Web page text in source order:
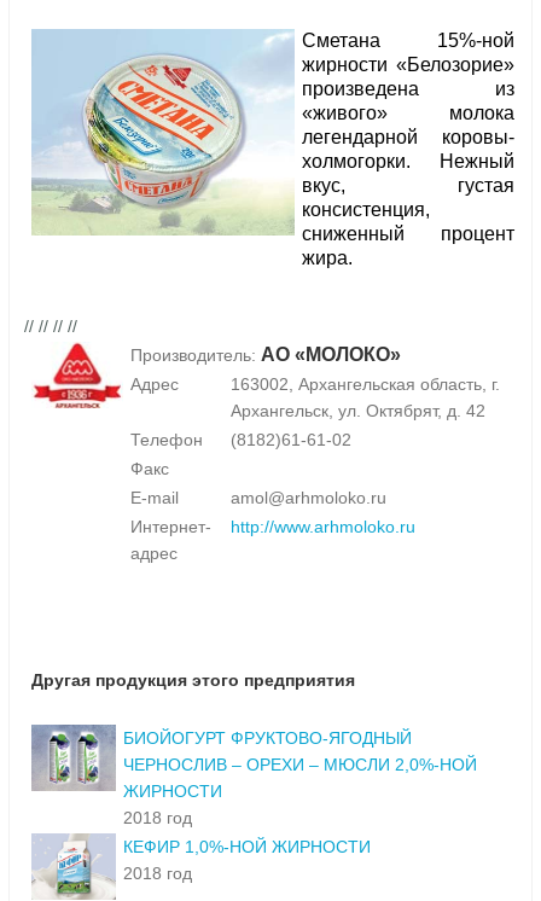
Сметана 15%-ной
жирности «Белозорие»
произведена из
«живого» молока
легендарной коровы-
холмогорки. Нежный
вкус, густая
консистенция,
сниженный процент
жира.
// // // //
Производитель: АО «МОЛОКО»
Адрес
163002, Архангельская область, г.
Архангельск, ул. Октябрят, д. 42
Телефон
(8182)61-61-02
Факс
E-mail
amol@arhmoloko.ru
Интернет-
адрес
http://www.arhmoloko.ru
Другая продукция этого предприятия
БИОЙОГУРТ ФРУКТОВО-ЯГОДНЫЙ
ЧЕРНОСЛИВ – ОРЕХИ – МЮСЛИ 2,0%-НОЙ
ЖИРНОСТИ
2018 год
КЕФИР 1,0%-НОЙ ЖИРНОСТИ
2018 год